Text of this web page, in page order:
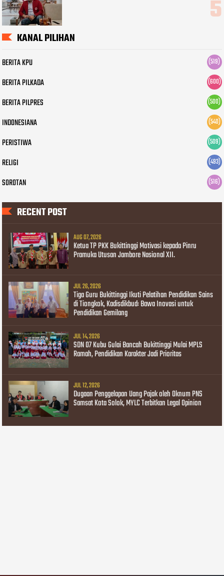
KANAL PILIHAN
BERITA KPU (519)
BERITA PILKADA (600)
BERITA PILPRES (500)
INDONESIANA (540)
PERISTIWA (509)
RELIGI (493)
SOROTAN (516)
RECENT POST
AUG 07, 2026
Ketua TP PKK Bukittinggi Motivasi kepada Pinru
Pramuka Utusan Jambore Nasional XII.
JUL 26, 2026
Tiga Guru Bukittinggi Ikuti Pelatihan Pendidikan Sains
di Tiongkok, Kadisdikbud: Bawa Inovasi untuk
Pendidikan Gemilang
JUL 14, 2026
SDN 07 Kubu Gulai Bancah Bukittinggi Mulai MPLS
Ramah, Pendidikan Karakter Jadi Prioritas
JUL 12, 2026
Dugaan Penggelapan Uang Pajak oleh Oknum PNS
Samsat Kota Solok, MYLC Terbitkan Legal Opinion